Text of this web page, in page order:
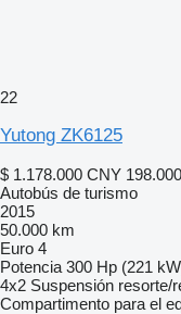
22
Yutong ZK6125
$ 1.178.000 CNY 198.000
Autobús de turismo
2015
50.000 km
Euro 4
Potencia 300 Hp (221
4x2 Suspensión resorte/
Compartimento para el